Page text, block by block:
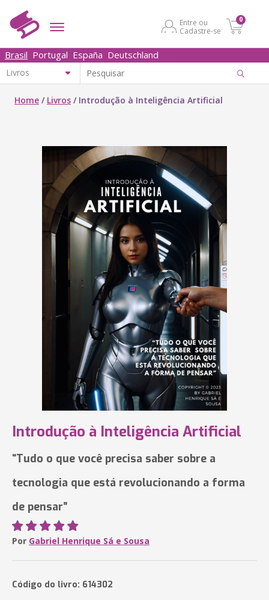
Entre ou
Cadastre-se
0
Brasil Portugal España Deutschland
Home / Livros / Introdução à Inteligência Artificial
Introdução à Inteligência Artificial
“Tudo o que você precisa saber sobre a
tecnologia que está revolucionando a forma
de pensar”
Por Gabriel Henrique Sá e Sousa
Código do livro: 614302